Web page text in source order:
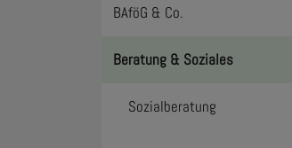
BAföG & Co.
Beratung & Soziales
Sozialberatung